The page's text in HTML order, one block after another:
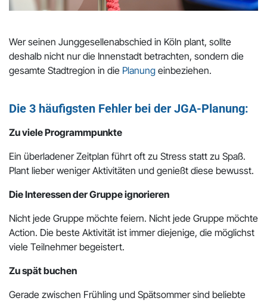
Wer seinen Junggesellenabschied in Köln plant, sollte
deshalb nicht nur die Innenstadt betrachten, sondern die
gesamte Stadtregion in die Planung einbeziehen.
Die 3 häufigsten Fehler bei der JGA-Planung:
Zu viele Programmpunkte
Ein überladener Zeitplan führt oft zu Stress statt zu Spaß.
Plant lieber weniger Aktivitäten und genießt diese bewusst.
Die Interessen der Gruppe ignorieren
Nicht jede Gruppe möchte feiern. Nicht jede Gruppe möchte
Action. Die beste Aktivität ist immer diejenige, die möglichst
viele Teilnehmer begeistert.
Zu spät buchen
Gerade zwischen Frühling und Spätsommer sind beliebte